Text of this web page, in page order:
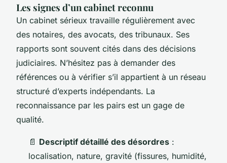
Les signes d’un cabinet reconnu
Un cabinet sérieux travaille régulièrement avec
des notaires, des avocats, des tribunaux. Ses
rapports sont souvent cités dans des décisions
judiciaires. N’hésitez pas à demander des
références ou à vérifier s’il appartient à un réseau
structuré d’experts indépendants. La
reconnaissance par les pairs est un gage de
qualité.
📄 Descriptif détaillé des désordres :
localisation, nature, gravité (fissures, humidité,